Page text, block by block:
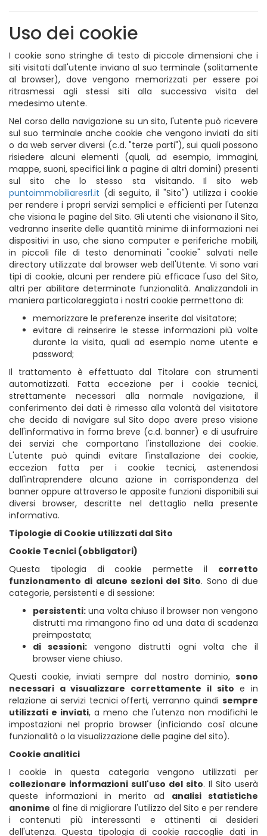
Uso dei cookie
I cookie sono stringhe di testo di piccole dimensioni che i
siti visitati dall'utente inviano al suo terminale (solitamente
al browser), dove vengono memorizzati per essere poi
ritrasmessi agli stessi siti alla successiva visita del
medesimo utente.
Nel corso della navigazione su un sito, l'utente può ricevere
sul suo terminale anche cookie che vengono inviati da siti
o da web server diversi (c.d. "terze parti"), sui quali possono
risiedere alcuni elementi (quali, ad esempio, immagini,
mappe, suoni, specifici link a pagine di altri domini) presenti
sul sito che lo stesso sta visitando. Il sito web
puntoimmobiliaresrl.it (di seguito, il "Sito") utilizza i cookie
per rendere i propri servizi semplici e efficienti per l'utenza
che visiona le pagine del Sito. Gli utenti che visionano il Sito,
vedranno inserite delle quantità minime di informazioni nei
dispositivi in uso, che siano computer e periferiche mobili,
in piccoli file di testo denominati "cookie" salvati nelle
directory utilizzate dal browser web dell'Utente. Vi sono vari
tipi di cookie, alcuni per rendere più efficace l'uso del Sito,
altri per abilitare determinate funzionalità. Analizzandoli in
maniera particolareggiata i nostri cookie permettono di:
memorizzare le preferenze inserite dal visitatore;
evitare di reinserire le stesse informazioni più volte
durante la visita, quali ad esempio nome utente e
password;
Il trattamento è effettuato dal Titolare con strumenti
automatizzati. Fatta eccezione per i cookie tecnici,
strettamente necessari alla normale navigazione, il
conferimento dei dati è rimesso alla volontà del visitatore
che decida di navigare sul Sito dopo avere preso visione
dell'informativa in forma breve (c.d. banner) e di usufruire
dei servizi che comportano l'installazione dei cookie.
L'utente può quindi evitare l'installazione dei cookie,
eccezion fatta per i cookie tecnici, astenendosi
dall'intraprendere alcuna azione in corrispondenza del
banner oppure attraverso le apposite funzioni disponibili sui
diversi browser, descritte nel dettaglio nella presente
informativa.
Tipologie di Cookie utilizzati dal Sito
Cookie Tecnici (obbligatori)
Questa tipologia di cookie permette il corretto
funzionamento di alcune sezioni del Sito. Sono di due
categorie, persistenti e di sessione:
persistenti: una volta chiuso il browser non vengono
distrutti ma rimangono fino ad una data di scadenza
preimpostata;
di sessioni: vengono distrutti ogni volta che il
browser viene chiuso.
Questi cookie, inviati sempre dal nostro dominio, sono
necessari a visualizzare correttamente il sito e in
relazione ai servizi tecnici offerti, verranno quindi sempre
utilizzati e inviati, a meno che l'utenza non modifichi le
impostazioni nel proprio browser (inficiando così alcune
funzionalità o la visualizzazione delle pagine del sito).
Cookie analitici
I cookie in questa categoria vengono utilizzati per
collezionare informazioni sull'uso del sito. Il Sito userà
queste informazioni in merito ad analisi statistiche
anonime al fine di migliorare l'utilizzo del Sito e per rendere
i contenuti più interessanti e attinenti ai desideri
dell'utenza. Questa tipologia di cookie raccoglie dati in